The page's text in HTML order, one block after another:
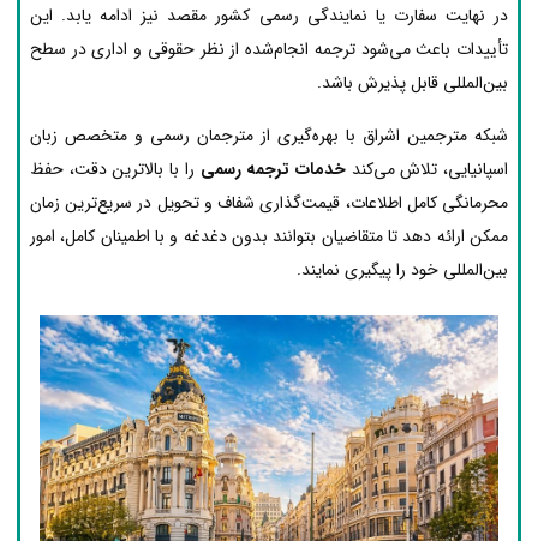
در نهایت سفارت یا نمایندگی رسمی کشور مقصد نیز ادامه یابد. این
تأییدات باعث می‌شود ترجمه انجام‌شده از نظر حقوقی و اداری در سطح
بین‌المللی قابل پذیرش باشد.
شبکه مترجمین اشراق با بهره‌گیری از مترجمان رسمی و متخصص زبان
اسپانیایی، تلاش می‌کندخدمات ترجمه رسمی را با بالاترین دقت، حفظ
محرمانگی کامل اطلاعات، قیمت‌گذاری شفاف و تحویل در سریع‌ترین زمان
ممکن ارائه دهد تا متقاضیان بتوانند بدون دغدغه و با اطمینان کامل، امور
بین‌المللی خود را پیگیری نمایند.